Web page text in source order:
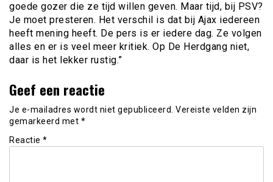
goede gozer die ze tijd willen geven. Maar tijd, bij PSV?
Je moet presteren. Het verschil is dat bij Ajax iedereen
heeft mening heeft. De pers is er iedere dag. Ze volgen
alles en er is veel meer kritiek. Op De Herdgang niet,
daar is het lekker rustig.”
Geef een reactie
Je e-mailadres wordt niet gepubliceerd. Vereiste velden zijn
gemarkeerd met *
Reactie *